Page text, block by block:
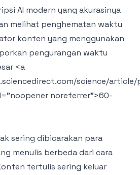
AI modern yang akurasinya
melihat penghematan waktu
konten yang menggunakan
pengurangan waktu
<a
science/article/
noreferrer">60-
sering dibicarakan para
menulis berbeda dari cara
tertulis sering keluar